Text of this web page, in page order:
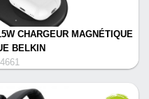
CHARGEUR MAGNÉTIQUE
BELKIN